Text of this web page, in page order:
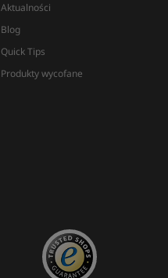
Aktualności
Blog
Quick Tips
Produkty wycofane